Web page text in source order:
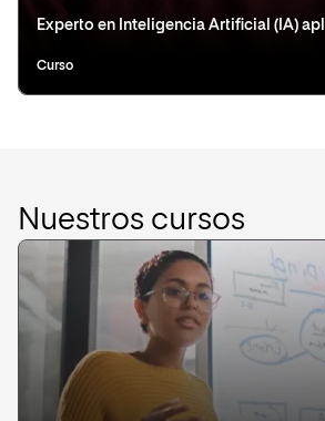
Experto en Inteligencia Artificial (IA)
Curso
Nuestros cursos